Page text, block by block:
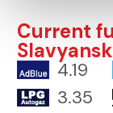
Current
4.19
3.35